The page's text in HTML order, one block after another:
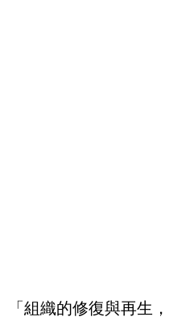
「組織的修復與再生